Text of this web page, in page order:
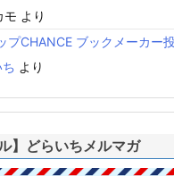
モ より
プCHANCE ブックメーカー
ち より
】どらいちメルマガ